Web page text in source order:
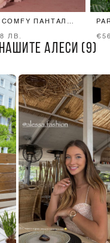
COMFY ПАНТАЛОН
ЛВ.
АЛЕСИ (9)